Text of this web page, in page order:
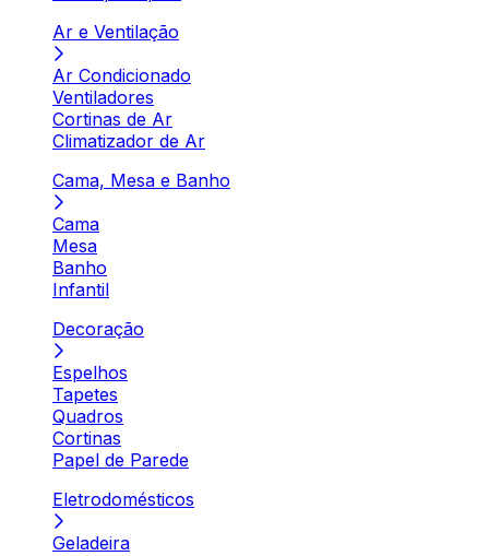
Ar e Ventilação
Ar Condicionado
Ventiladores
Cortinas de Ar
Climatizador de Ar
Cama, Mesa e Banho
Cama
Mesa
Banho
Infantil
Decoração
Espelhos
Tapetes
Quadros
Cortinas
Papel de Parede
Eletrodomésticos
Geladeira